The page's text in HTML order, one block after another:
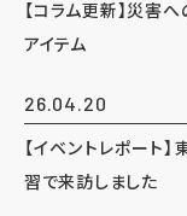
【コラム更新】災害
アイテム
26.04.20
【イベントレポート
習で来訪しました